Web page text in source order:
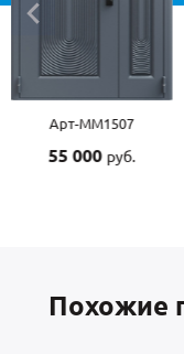
ММ1507
000руб.
Похожие